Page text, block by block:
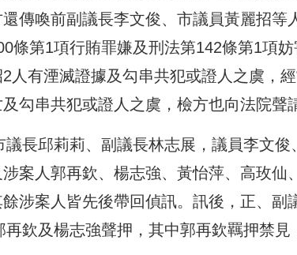
傳喚前副議長李文俊、市議員黃麗招等
條第1項行賄罪嫌及刑法第142條第1項
人有湮滅證據及勾串共犯或證人之虞，
勾串共犯或證人之虞，檢方也向法院聲
長邱莉莉、副議長林志展，議員李文俊
案人郭再欽、楊志強、黃怡萍、高玫仙
涉案人皆先後帶回偵訊。訊後，正、副
欽及楊志強聲押，其中郭再欽羈押禁見